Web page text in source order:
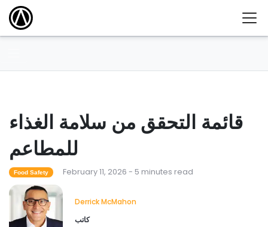
قائمة التحقق من سلامة الغذاء
للمطاعم
Food Safety February 11, 2026 - 5 minutes read
Derrick McMahon
كاتب